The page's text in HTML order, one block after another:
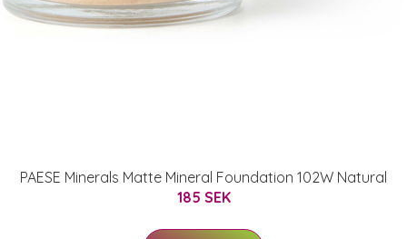
PAESE Minerals Matte Mineral Foundation 102W Natural
185 SEK